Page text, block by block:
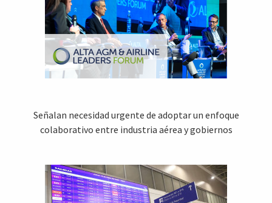
Señalan necesidad urgente de adoptar un enfoque
colaborativo entre industria aérea y gobiernos